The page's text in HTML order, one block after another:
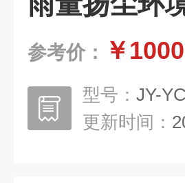
参考价： ￥
型号： JY-
更新时间：